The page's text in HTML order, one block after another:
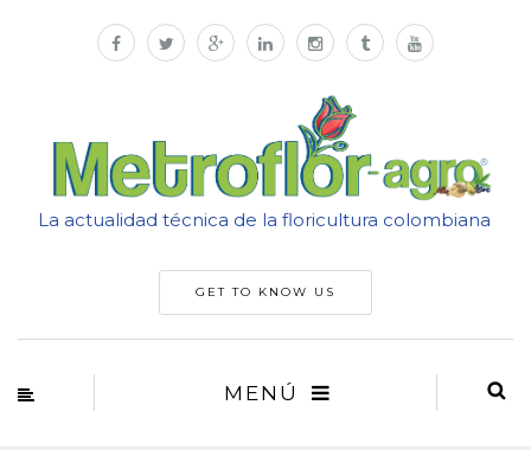
La actualidad técnica de la floricultura colombiana
GET TO KNOW US
MENÚ